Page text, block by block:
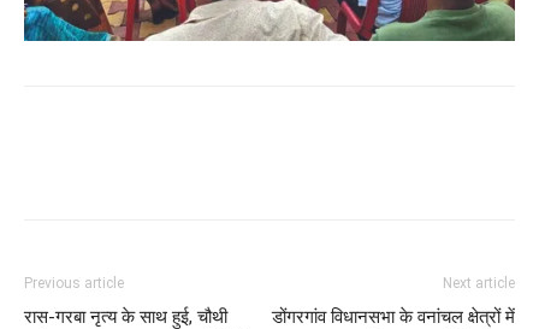
Previous article
रास-गरबा नृत्य के साथ हुई, चौथी
Next article
डोंगरगांव विधानसभा के वनांचल क्षेत्रों में